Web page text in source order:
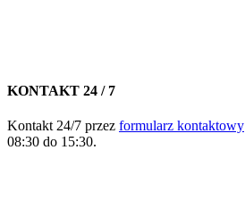
KONTAKT 24 / 7
Kontakt 24/7 przez formularz kontaktowy
08:30 do 15:30.